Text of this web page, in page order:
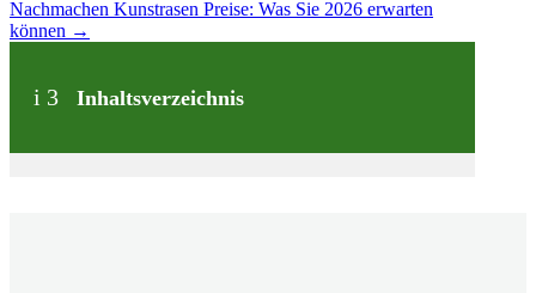
Nachmachen Kunstrasen Preise: Was Sie 2026 erwarten
können →
i 3 Inhaltsverzeichnis